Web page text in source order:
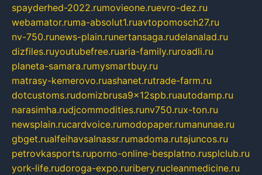
spayderhed-2022.rumovieone.ruevro-dez.ru
webamator.ruma-absolut1.ruavtopomosch27.ru
nv-750.runews-plain.runertansaga.rudelanalad.ru
dizfiles.ruyoutubefree.ruaria-family.ruroadli.ru
planeta-samara.rumysmartbuy.ru
matrasy-kemerovo.ruashanet.rutrade-farm.ru
dotcustoms.rudomizbrusa9x12spb.ruautodamp.ru
narasimha.rudjcommodities.runv750.rux-ton.ru
newsplain.rucardvoice.rumodopaper.rumanunae.ru
gbget.rualfeihavsalnassr.rumadoma.rutajuncos.ru
petrovkasports.ruporno-online-besplatno.rusplclub.ru
york-life.rudoroga-expo.ruribery.rucleanmedicine.ru